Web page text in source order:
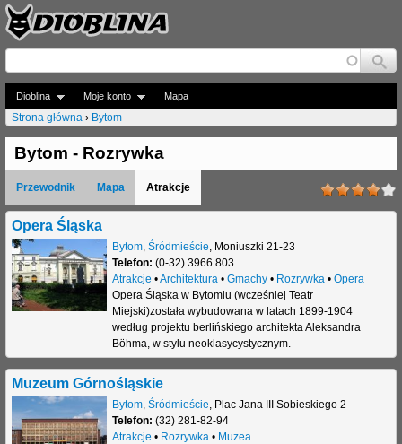
Jump to navigation
Dioblina Moje konto Mapa
J
e
s
t
e
ś
t
t
a
j
Strona główna › Bytom
Bytom - Rozrywka
Przewodnik Mapa Atrakcje
Opera Śląska
Bytom, Śródmieście Moniuszki 21-23
Telefon: (0-32) 3966 803
Atrakcje •Architektura • Gmachy• Rozrywka • Opera
Opera Śląska w Bytomiu (wcześniej Teatr
Miejski)została wybudowana w latach 1899-1904
według projektu berlińskiego architekta Aleksandra
Böhma, w stylu neoklasycystycznym.
Muzeum Górnośląskie
Bytom, Śródmieście Plac Jana III Sobieskiego 2
Telefon: (32) 281-82-94
Atrakcje • Rozrywka • Muzea